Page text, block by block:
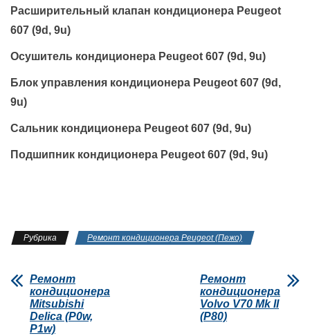
Расширительный клапан кондиционера Peugeot
607 (9d, 9u)
Осушитель кондиционера Peugeot 607 (9d, 9u)
Блок управления кондиционера Peugeot 607 (9d,
9u)
Сальник кондиционера Peugeot 607 (9d, 9u)
Подшипник кондиционера Peugeot 607 (9d, 9u)
Рубрика Ремонт кондиционера Peugeot (Пежо)
Ремонт
кондиционера
Mitsubishi
Delica (P0w,
P1w)
Ремонт
кондиционера
Volvo V70 Mk II
(P80)